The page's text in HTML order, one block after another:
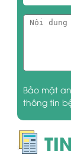
Bảo mật
thông tin